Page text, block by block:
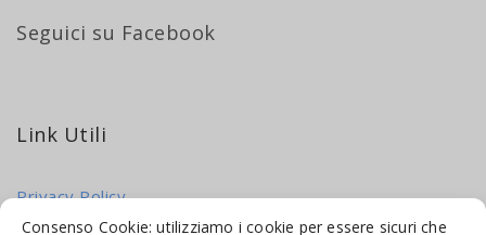
Consenso Cookie: utilizziamo i cookie per essere sicuri che
Seguici su Facebook
Link Utili
Privacy Policy
Cookie Policy